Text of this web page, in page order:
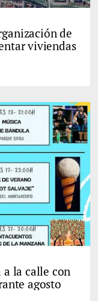
de
viviendas
a la calle con
agosto